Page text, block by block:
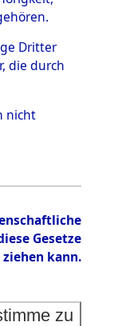
Dritter
die durch
nicht
Gesetze
kann.
zu